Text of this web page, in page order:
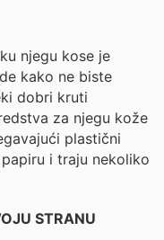
njegu kose je
kako ne biste
dobri kruti
za njegu kože
plastični
i traju nekoliko
STRANU